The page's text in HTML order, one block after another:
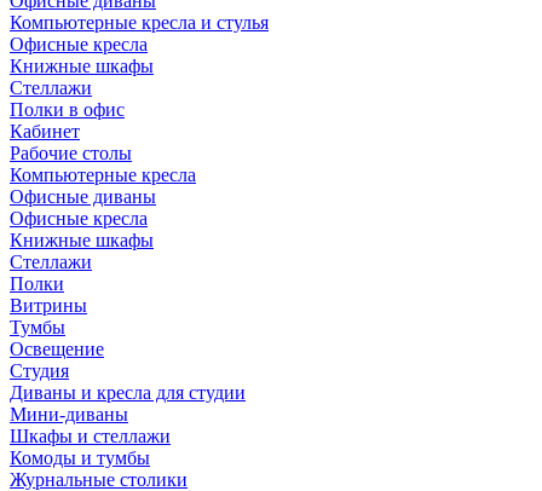
Компьютерные кресла и стулья
Офисные кресла
Книжные шкафы
Стеллажи
Полки в офис
Кабинет
Рабочие столы
Компьютерные кресла
Офисные диваны
Офисные кресла
Книжные шкафы
Стеллажи
Полки
Витрины
Тумбы
Освещение
Студия
Диваны и кресла для студии
Мини-диваны
Шкафы и стеллажи
Комоды и тумбы
Журнальные столики